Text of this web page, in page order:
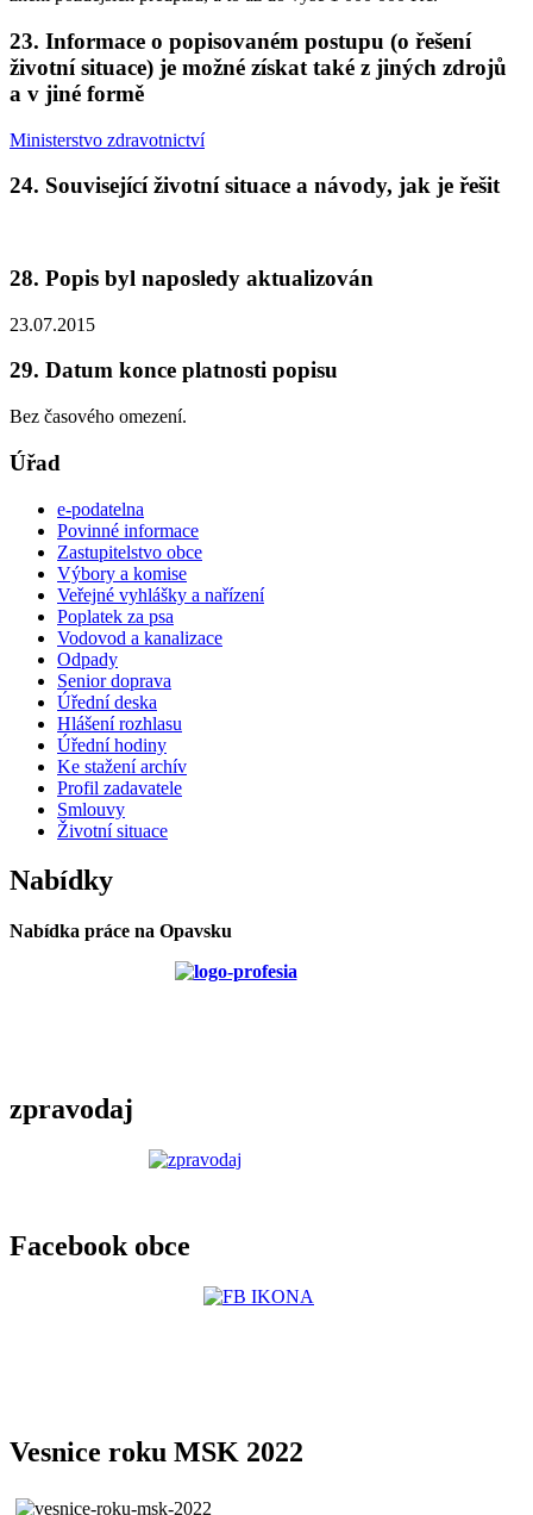
23. Informace o popisovaném postupu (o řešení
životní situace) je možné získat také z jiných zdrojů
a v jiné formě
Ministerstvo zdravotnictví
24. Související životní situace a návody, jak je řešit
28. Popis byl naposledy aktualizován
23.07.2015
29. Datum konce platnosti popisu
Bez časového omezení.
Úřad
e-podatelna
Povinné informace
Zastupitelstvo obce
Výbory a komise
Veřejné vyhlášky a nařízení
Poplatek za psa
Vodovod a kanalizace
Odpady
Senior doprava
Úřední deska
Hlášení rozhlasu
Úřední hodiny
Ke stažení archív
Profil zadavatele
Smlouvy
Životní situace
Nabídky
Nabídka práce na Opavsku
zpravodaj
Facebook obce
Vesnice roku MSK 2022